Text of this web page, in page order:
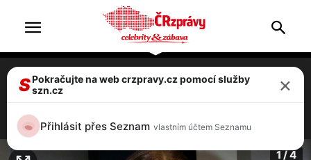
Ornella Koktová: Jsem zdecimovaná,
1 / 4
SPokračujte na web crzpravy.cz pomocí služby
szn.cz
×
Přihlásit přes Seznam vlastním účtem Seznamu